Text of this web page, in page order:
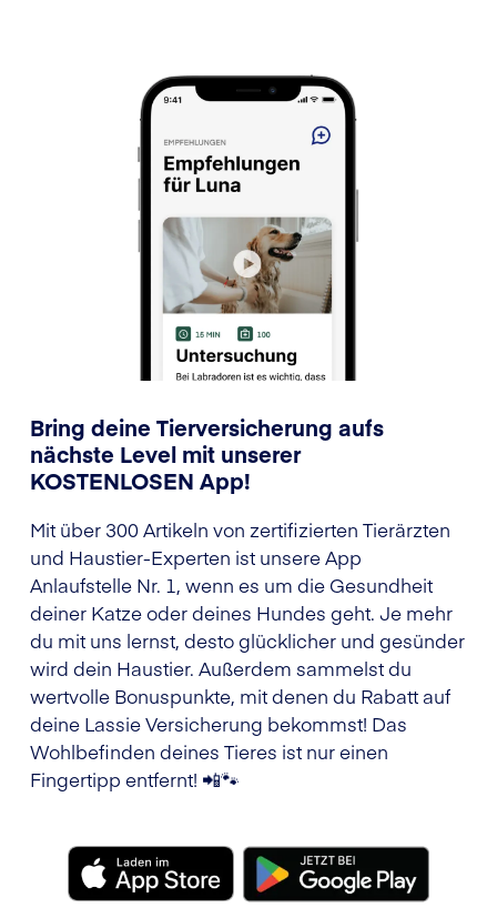
Bring deine Tierversicherung aufs
nächste Level mit unserer
KOSTENLOSEN App!
Mit über 300 Artikeln von zertifizierten Tierärzten
und Haustier-Experten ist unsere App
Anlaufstelle Nr. 1, wenn es um die Gesundheit
deiner Katze oder deines Hundes geht. Je mehr
du mit uns lernst, desto glücklicher und gesünder
wird dein Haustier. Außerdem sammelst du
wertvolle Bonuspunkte, mit denen du Rabatt auf
deine Lassie Versicherung bekommst! Das
Wohlbefinden deines Tieres ist nur einen
Fingertipp entfernt! 📲🐾